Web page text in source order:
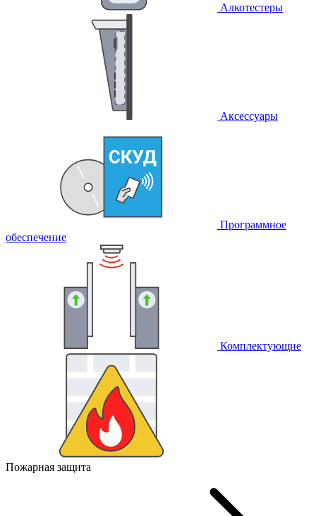
Алкотестеры
Аксессуары
Программное
обеспечение
Комплектующие
Пожарная защита